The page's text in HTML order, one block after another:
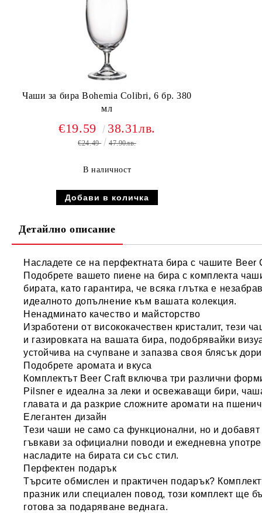
Чаши за бира Bohemia Colibri, 6 бр. 380
мл
€19.59 38.31лв.
€24.49 47.90лв.
В наличност
Детайлно описание
Насладете се на перфектната бира с чашите
Подобрете вашето пиене на бира с комплекта
бирата, като гарантира, че всяка глътка е
идеалното допълнение към вашата колекция.
Ненадминато качество и майсторство
Изработени от висококачествен кристалит, тези
и газировката на вашата бира, подобрявайки
устойчива на счупване и запазва своя блясък
Подобрете аромата и вкуса
Комплектът Beer Craft включва три различни
Pilsner е идеална за леки и освежаващи бири,
главата и да разкрие сложните аромати на
Елегантен дизайн
Тези чаши не само са функционални, но и добавят
гъвкави за официални поводи и ежедневна
насладите на бирата си със стил.
Перфектен подарък
Търсите обмислен и практичен подарък?
празник или специален повод, този комплект ще
готова за подаряване веднага.